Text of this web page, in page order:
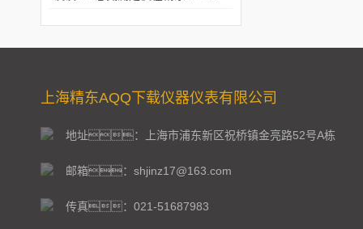
上海精东AQQ下载仪器仪表有限公司
地址：上海市浦东新区祝桥镇金亮路52号A栋
邮箱：shjinz17@163.com
传真：021-51687983